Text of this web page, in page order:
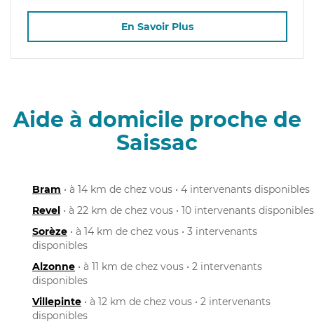
En Savoir Plus
Aide à domicile proche de
Saissac
Bram • à 14 km de chez vous • 4 intervenants disponibles
Revel • à 22 km de chez vous • 10 intervenants disponibles
Sorèze • à 14 km de chez vous • 3 intervenants
disponibles
Alzonne • à 11 km de chez vous • 2 intervenants
disponibles
Villepinte • à 12 km de chez vous • 2 intervenants
disponibles